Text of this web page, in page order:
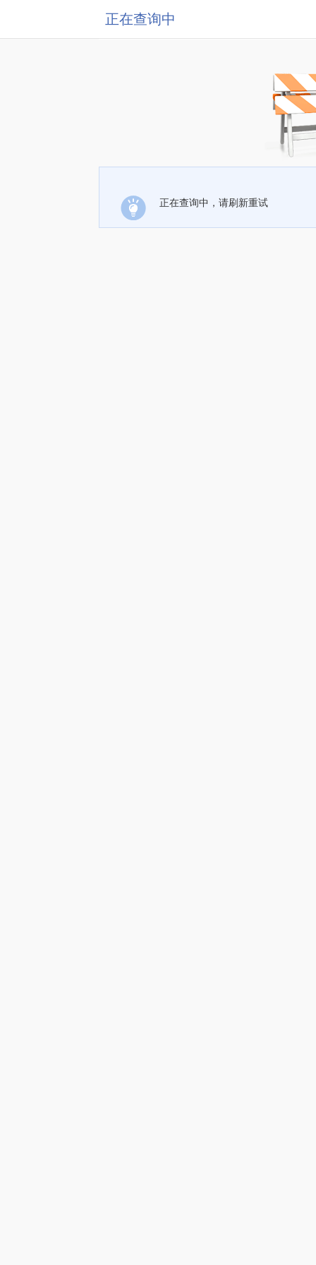
正在查询中
正在查询中，请刷新重试